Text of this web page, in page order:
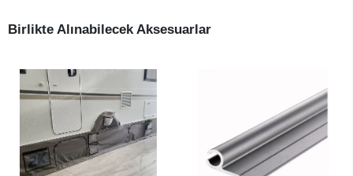
Birlikte Alınabilecek Aksesuarlar